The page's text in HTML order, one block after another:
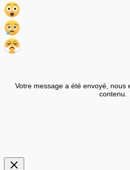
Votre message a été envoyé, nous
contenu.